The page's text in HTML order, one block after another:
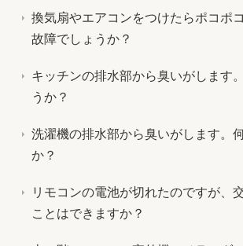
換気扇やエアコンをつけたらポコポ
故障でしょうか？
キッチンの排水部から臭いがします
うか？
洗濯機の排水部から臭いがします。
か？
リモコンの電池が切れたのですが、
ことはできますか？